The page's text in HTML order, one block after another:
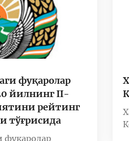
фуқаролар
йилнинг II-
рейтинг
тўғрисида
фуқаролар